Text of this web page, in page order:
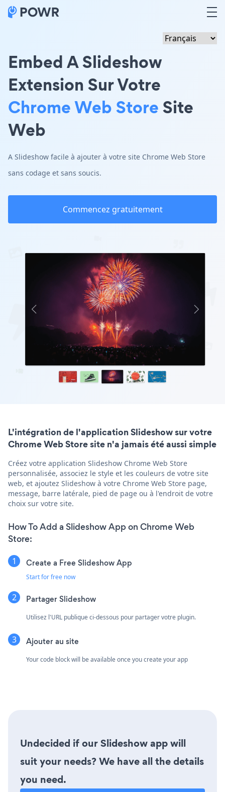
Embed A Slideshow
Extension Sur Votre
Chrome Web StoreSite
Web
A Slideshow facile à ajouter à votre site Chrome Web Store
sans codage et sans soucis.
Commencez gratuitement
L'intégration de l'application Slideshow sur votre
Chrome Web Store site n'a jamais été aussi simple
Créez votre application Slideshow Chrome Web Store
personnalisée, associez le style et les couleurs de votre site
web, et ajoutez Slideshow à votre Chrome Web Store page,
message, barre latérale, pied de page ou à l'endroit de votre
choix sur votre site.
How To Add a Slideshow App on Chrome Web
Store:
Create a Free Slideshow App
Start for free now
Partager Slideshow
Utilisez l'URL publique ci-dessous pour partager votre plugin.
Ajouter au site
Your code block will be available once you create your app
Undecided if our Slideshow app will
suit your needs? We have all the details
you need.